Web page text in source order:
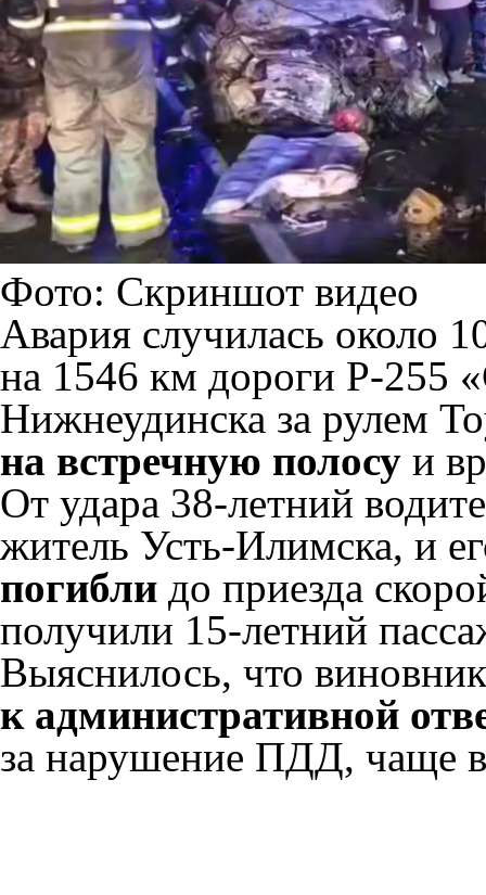
Фото: Скриншот видео
Авария случилась около
на 1546 км дороги Р-255
Нижнеудинска за рулем
на встречную полосу и
От удара 38-летний
житель Усть-Илимска, и
погибли до приезда
получили 15-летний
Выяснилось, что
к административной
за нарушение ПДД, чаще